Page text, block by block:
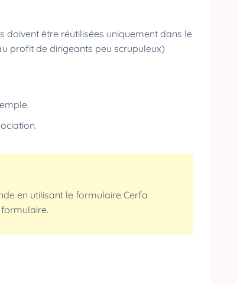
doivent être réutilisées uniquement dans le
profit de dirigeants peu scrupuleux)
en utilisant le formulaire Cerfa
formulaire.